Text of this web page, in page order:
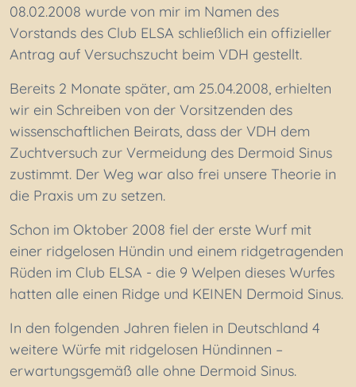
08.02.2008 wurde von mir im Namen des
Vorstands des Club ELSA schließlich ein offizieller
Antrag auf Versuchszucht beim VDH gestellt.
Bereits 2 Monate später, am 25.04.2008, erhielten
wir ein Schreiben von der Vorsitzenden des
wissenschaftlichen Beirats, dass der VDH dem
Zuchtversuch zur Vermeidung des Dermoid Sinus
zustimmt. Der Weg war also frei unsere Theorie in
die Praxis um zu setzen.
Schon im Oktober 2008 fiel der erste Wurf mit
einer ridgelosen Hündin und einem ridgetragenden
Rüden im Club ELSA - die 9 Welpen dieses Wurfes
hatten alle einen Ridge und KEINEN Dermoid Sinus.
In den folgenden Jahren fielen in Deutschland 4
weitere Würfe mit ridgelosen Hündinnen –
erwartungsgemäß alle ohne Dermoid Sinus.